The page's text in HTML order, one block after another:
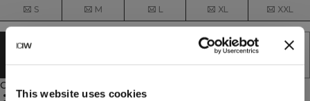
This website uses cookies
S M L XL XXL
UITVERKOCHT - BRENG ME OP DE
HOOGTE
Omschrijving
Verstelbare tailleband